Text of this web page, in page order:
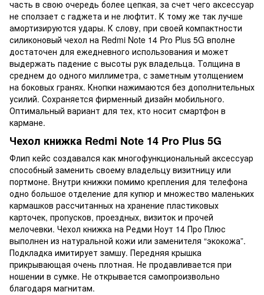
часть в свою очередь более цепкая, за счет чего аксессуар
не сползает с гаджета и не люфтит. К тому же так лучше
амортизируются удары. К слову, при своей компактности
силиконовый чехол на Redmi Note 14 Pro Plus 5G вполне
достаточен для ежедневного использования и может
выдержать падение с высоты рук владельца. Толщина в
среднем до одного миллиметра, с заметным утолщением
на боковых гранях. Кнопки нажимаются без дополнительных
усилий. Сохраняется фирменный дизайн мобильного.
Оптимальный вариант для тех, кто носит смартфон в
кармане.
Чехол книжка Redmi Note 14 Pro Plus 5G
Флип кейс создавался как многофункциональный аксессуар
способный заменить своему владельцу визитницу или
портмоне. Внутри книжки помимо крепления для телефона
одно большое отделение для купюр и множество маленьких
кармашков рассчитанных на хранение пластиковых
карточек, пропусков, проездных, визиток и прочей
мелочевки. Чехол книжка на Редми Ноут 14 Про Плюс
выполнен из натуральной кожи или заменителя “экокожа”.
Подкладка имитирует замшу. Передняя крышка
прикрывающая очень плотная. Не продавливается при
ношении в сумке. Не открывается самопроизвольно
благодаря магнитам.